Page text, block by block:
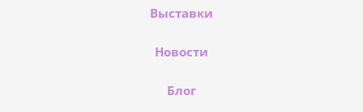
Выставки
Новости
Блог